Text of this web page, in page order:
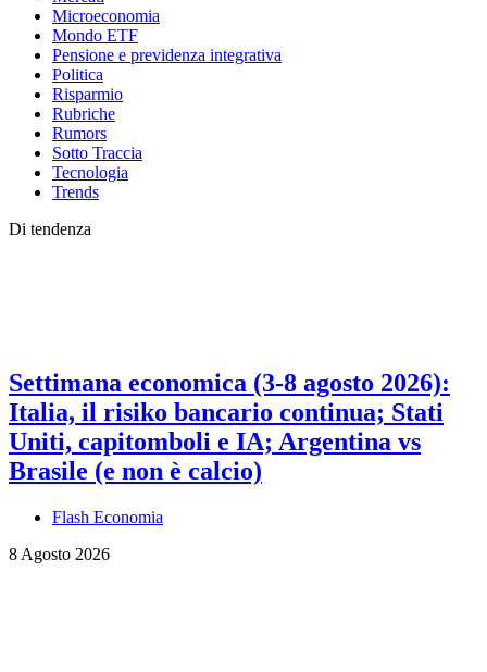
Microeconomia
Mondo ETF
Pensione e previdenza integrativa
Politica
Risparmio
Rubriche
Rumors
Sotto Traccia
Tecnologia
Trends
Di tendenza
Settimana economica (3-8 agosto 2026):
Italia, il risiko bancario continua; Stati
Uniti, capitomboli e IA; Argentina vs
Brasile (e non è calcio)
Flash Economia
8 Agosto 2026